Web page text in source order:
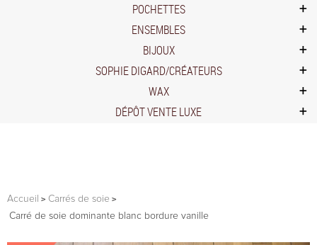
POCHETTES
ENSEMBLES
BIJOUX
SOPHIE DIGARD/CRÉATEURS
WAX
DÉPÔT VENTE LUXE
Accueil
Carrés de soie
Carré de soie dominante blanc bordure vanille